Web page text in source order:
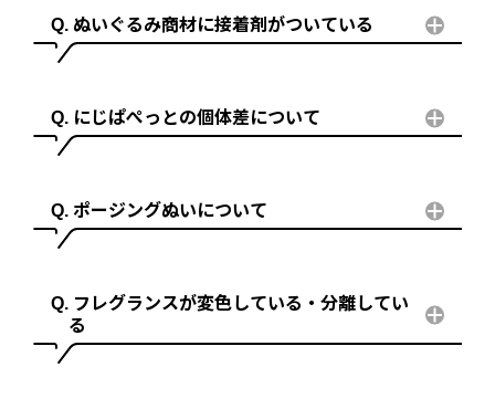
ぬいぐるみ商材に接着剤がついている
にじぱぺっとの個体差について
ポージングぬいについて
フレグランスが変色している・分離してい
る